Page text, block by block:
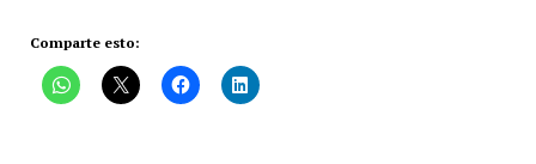
Comparte esto: